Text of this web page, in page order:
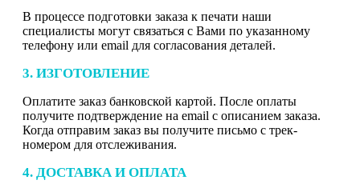
В процессе подготовки заказа к печати наши
специалисты могут связаться с Вами по указанному
телефону или email для согласования деталей.
3. ИЗГОТОВЛЕНИЕ
Оплатите заказ банковской картой. После оплаты
получите подтверждение на email с описанием заказа.
Когда отправим заказ вы получите письмо с трек-
номером для отслеживания.
4. ДОСТАВКА И ОПЛАТА